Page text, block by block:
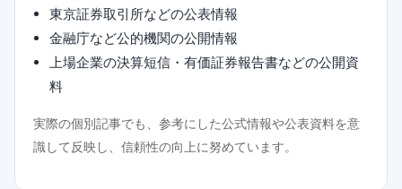
東京証券取引所などの公表情報
金融庁など公的機関の公開情報
上場企業の決算短信・有価証券報告書などの公開資
料
実際の個別記事でも、参考にした公式情報や公表資料を意
識して反映し、信頼性の向上に努めています。